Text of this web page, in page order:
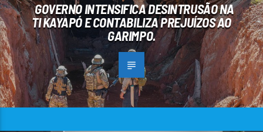
GOVERNO INTENSIFICA DESINTRUSÃO NA
TI KAYAPÓ E CONTABILIZA PREJUÍZOS AO
GARIMPO.